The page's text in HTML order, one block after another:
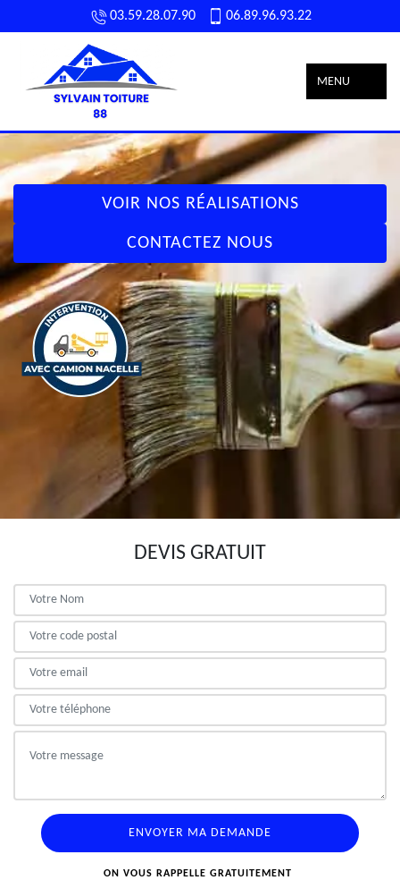
03.59.28.07.90 06.89.96.93.22
MENU
VOIR NOS RÉALISATIONS
CONTACTEZ NOUS
DEVIS GRATUIT
ON VOUS RAPPELLE GRATUITEMENT